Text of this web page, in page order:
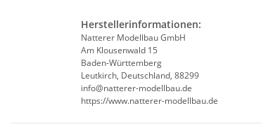
Herstellerinformationen:
Natterer Modellbau GmbH
Am Klousenwald 15
Baden-Württemberg
Leutkirch, Deutschland, 88299
info@natterer-modellbau.de
https://www.natterer-modellbau.de